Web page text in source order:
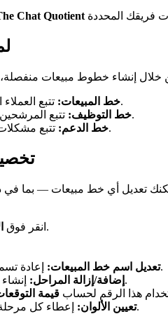
Chat Quotient
خط المبيعات:تتبع العملاء المحتملين من الاستفسار إلى الإغلاق.
خط التوظيف:تتبع المرشحين من الطلب الأولي إلى توقيع العرض.
خط الدعم:تتبع مشكلات العملاء من إنشاء التذكرة إلى الحل.
انقر فوق (أيقونة الترس) في الأسفل.
تعديل اسم خط المبيعات:إعادة تسمية خطوط المبيعات الموجودة.
إضافة/إزالة المراحل: إنشاء الخطوات الدقيقة لسير عملك.
قيمة
تعيين الألوان:إعطاء كل مرحلة لونًا مميزًا لتتبع بصري أفضل.